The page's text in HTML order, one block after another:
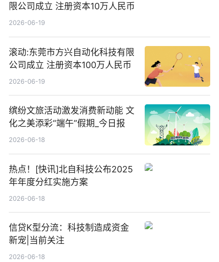
限公司成立 注册资本10万人民币
2026-06-19
滚动:东莞市方兴自动化科技有限
公司成立 注册资本100万人民币
2026-06-19
缤纷文旅活动激发消费新动能 文
化之美添彩“端午”假期_今日报
2026-06-18
热点！[快讯]北自科技公布2025
年年度分红实施方案
2026-06-18
信贷K型分流：科技制造成资金
新宠|当前关注
2026-06-18